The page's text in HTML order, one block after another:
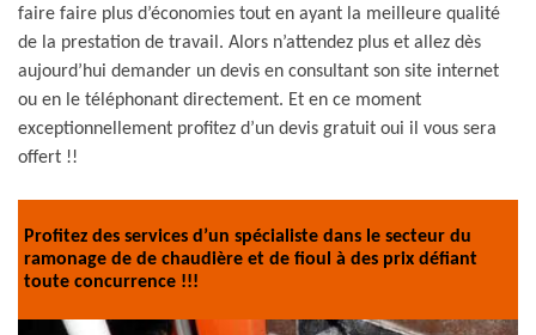
faire faire plus d’économies tout en ayant la meilleure qualité
de la prestation de travail. Alors n’attendez plus et allez dès
aujourd’hui demander un devis en consultant son site internet
ou en le téléphonant directement. Et en ce moment
exceptionnellement profitez d’un devis gratuit oui il vous sera
offert !!
Profitez des services d’un spécialiste dans le secteur du
ramonage de de chaudière et de fioul à des prix défiant
toute concurrence !!!